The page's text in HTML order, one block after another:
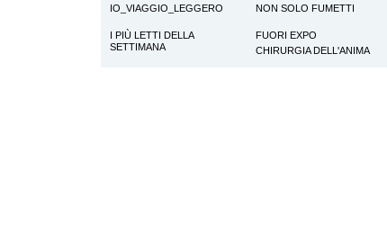
IO_VIAGGIO_LEGGERO
NON SOLO FUMETTI
I PIÙ LETTI DELLA
SETTIMANA
FUORI EXPO
CHIRURGIA DELL'ANIMA